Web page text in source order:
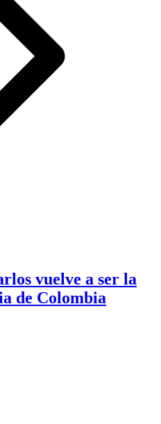
vuelve a ser la
de Colombia